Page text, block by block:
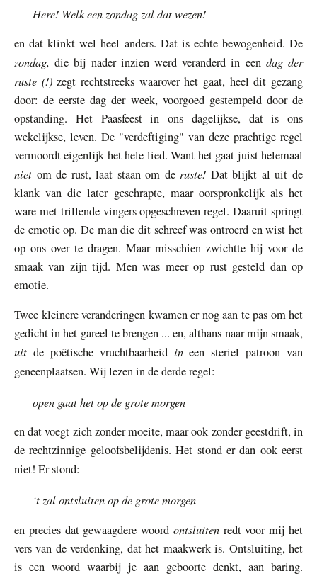
Here! Welk een zondag zal dat wezen!
en dat klinkt wel heel anders. Dat is echte bewogenheid. De
zondag,die bij nader inzien werd veranderd in een dag der
ruste (!)zegt rechtstreeks waarover het gaat, heel dit gezang
door: de eerste dag der week, voorgoed gestempeld door de
opstanding. Het Paasfeest in ons dagelijkse, dat is ons
wekelijkse, leven. De "verdeftiging" van deze prachtige regel
vermoordt eigenlijk het hele lied. Want het gaat juist helemaal
niet om de rust, laat staan om deruste! Dat blijkt al uit de
klank van die later geschrapte, maar oorspronkelijk als het
ware met trillende vingers opgeschreven regel. Daaruit springt
de emotie op. De man die dit schreef was ontroerd en wist het
op ons over te dragen. Maar misschien zwichtte hij voor de
smaak van zijn tijd. Men was meer op rust gesteld dan op
emotie.
Twee kleinere veranderingen kwamen er nog aan te pas om het
gedicht in het gareel te brengen ... en, althans naar mijn smaak,
uit de poëtische vruchtbaarheid ineen steriel patroon van
geneenplaatsen. Wij lezen in de derde regel:
open gaat het op de grote morgen
en dat voegt zich zonder moeite, maar ook zonder geestdrift, in
de rechtzinnige geloofsbelijdenis. Het stond er dan ook eerst
niet! Er stond:
‘t zal ontsluiten op de grote morgen
en precies dat gewaagdere woord ontsluiten redt voor mij het
vers van de verdenking, dat het maakwerk is. Ontsluiting, het
is een woord waarbij je aan geboorte denkt, aan baring.